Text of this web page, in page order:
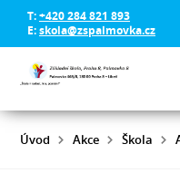
T:+420 284 821 893
E:skola@zspalmovka.cz
Úvod Akce Škola